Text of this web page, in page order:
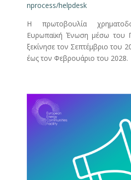
nprocess/helpdesk
H πρωτοβουλία
Ευρωπαϊκή Ένωση μέσω του
ξεκίνησε τον Σεπτέμβριο του
έως τον Φεβρουάριο του 2028.